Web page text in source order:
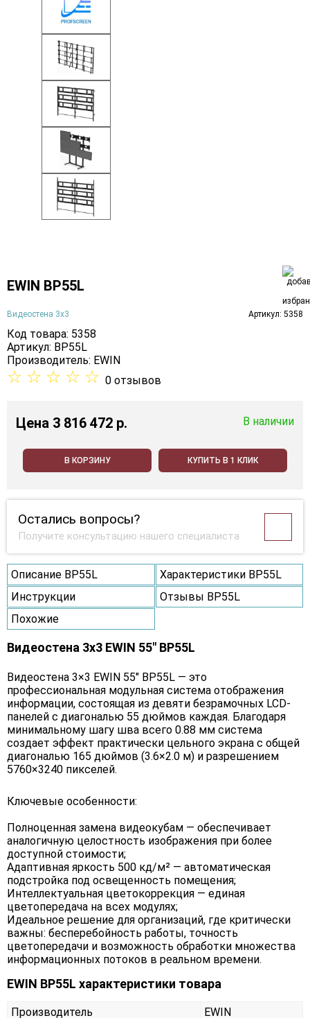
EWIN BP55L
Видеостена 3х3 Артикул: 5358
Код товара: 5358
Артикул: BP55L
Производитель: EWIN
☆ ☆ ☆ ☆ ☆ 0 отзывов
Цена 3 816 472 p. В наличии
В КОРЗИНУ КУПИТЬ В 1 КЛИК
Остались вопросы?
Получите консультацию нашего специалиста
Описание BP55L
Характеристики BP55L
Инструкции
Отзывы BP55L
Похожие
Видеостена 3x3 EWIN 55" BP55L
Видеостена 3×3 EWIN 55" BP55L — это
профессиональная модульная система отображения
информации, состоящая из девяти безрамочных LCD-
панелей с диагональю 55 дюймов каждая. Благодаря
минимальному шагу шва всего 0.88 мм система
создает эффект практически цельного экрана с общей
диагональю 165 дюймов (3.6×2.0 м) и разрешением
5760×3240 пикселей.
Ключевые особенности:
Полноценная замена видеокубам — обеспечивает
аналогичную целостность изображения при более
доступной стоимости;
Адаптивная яркость 500 кд/м² — автоматическая
подстройка под освещенность помещения;
Интеллектуальная цветокоррекция — единая
цветопередача на всех модулях;
Идеальное решение для организаций, где критически
важны: бесперебойность работы, точность
цветопередачи и возможность обработки множества
информационных потоков в реальном времени.
EWIN BP55L характеристики товара
Производитель EWIN